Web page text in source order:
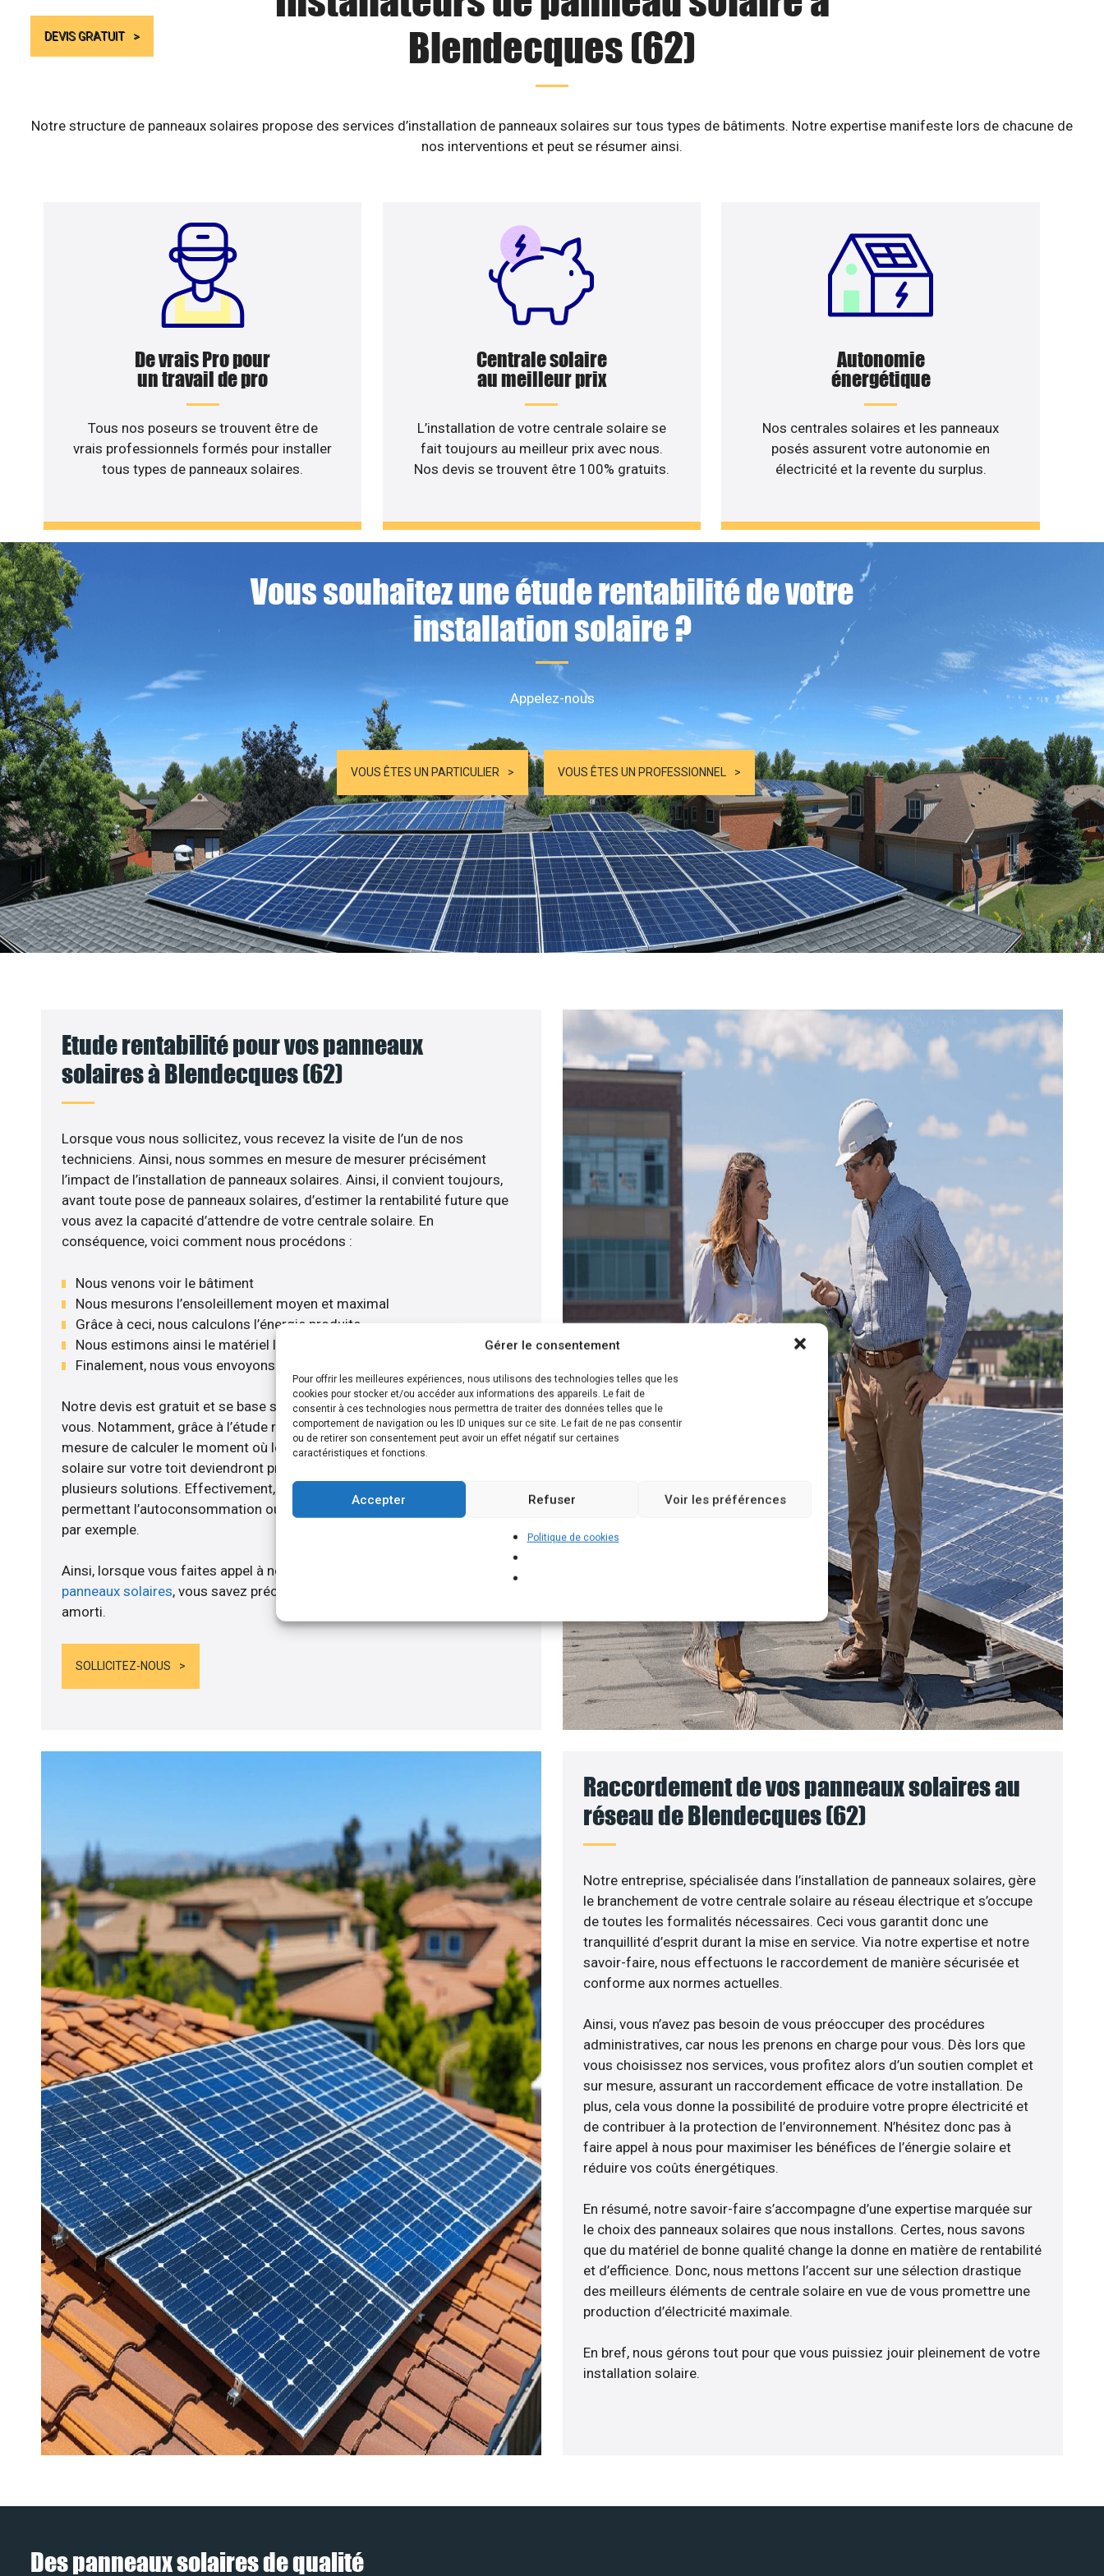
Gérer le consentement
Pour offrir les meilleures expériences, nous utilisons des technologies telles que les
cookies pour stocker et/ou accéder aux informations des appareils. Le fait de
consentir à ces technologies nous permettra de traiter des données telles que le
comportement de navigation ou les ID uniques sur ce site. Le fait de ne pas consentir
ou de retirer son consentement peut avoir un effet négatif sur certaines
caractéristiques et fonctions.
Accepter Refuser Voir les préférences
Politique de cookies
DEVIS GRATUIT
Blendecques (62)
Notre structure de panneaux solaires propose des services d’installation de panneaux solaires sur tous types de bâtiments. Notre expertise manifeste lors de chacune de
nos interventions et peut se résumer ainsi.
De vrais Pro pour
un travail de pro
Tous nos poseurs se trouvent être de
vrais professionnels formés pour installer
tous types de panneaux solaires.
Centrale solaire
au meilleur prix
L’installation de votre centrale solaire se
fait toujours au meilleur prix avec nous.
Nos devis se trouvent être 100% gratuits.
Autonomie
énergétique
Nos centrales solaires et les panneaux
posés assurent votre autonomie en
électricité et la revente du surplus.
Vous souhaitez une étude rentabilité de votre
installation solaire ?
Appelez-nous
VOUS ÊTES UN PARTICULIER VOUS ÊTES UN PROFESSIONNEL
Etude rentabilité pour vos panneaux
solaires à Blendecques (62)
Lorsque vous nous sollicitez, vous recevez la visite de l’un de nos
techniciens. Ainsi, nous sommes en mesure de mesurer précisément
l’impact de l’installation de panneaux solaires. Ainsi, il convient toujours,
avant toute pose de panneaux solaires, d’estimer la rentabilité future que
vous avez la capacité d’attendre de votre centrale solaire. En
conséquence, voici comment nous procédons :
Nous venons voir le bâtiment
Nous mesurons l’ensoleillement moyen et maximal
Grâce à ceci, nous calculons l’énergie produite
Nous estimons ainsi le matériel le plus adéquat
Finalement, nous vous envoyons notre devis gratuitement
Notre devis est gratuit et se base sur la configuration la plus efficace pour
vous. Notamment, grâce à l’étude rentabilité menée, nous sommes en
mesure de calculer le moment où les travaux d’installation de panneaux
solaire sur votre toit deviendront profitables. Pour cela, nous disposons de
plusieurs solutions. Effectivement, nous vous proposons un branchement
permettant l’autoconsommation ou l’alimentation de batteries solaires,
par exemple.
Ainsi, lorsque vous faites appel à notre structure pour installer vos
panneaux solaires, vous savez précisément quand le coût des travaux sera
amorti.
SOLLICITEZ-NOUS
Raccordement de vos panneaux solaires au
réseau de Blendecques (62)
Notre entreprise, spécialisée dans l’installation de panneaux solaires, gère
le branchement de votre centrale solaire au réseau électrique et s’occupe
de toutes les formalités nécessaires. Ceci vous garantit donc une
tranquillité d’esprit durant la mise en service. Via notre expertise et notre
savoir-faire, nous effectuons le raccordement de manière sécurisée et
conforme aux normes actuelles.
Ainsi, vous n’avez pas besoin de vous préoccuper des procédures
administratives, car nous les prenons en charge pour vous. Dès lors que
vous choisissez nos services, vous profitez alors d’un soutien complet et
sur mesure, assurant un raccordement efficace de votre installation. De
plus, cela vous donne la possibilité de produire votre propre électricité et
de contribuer à la protection de l’environnement. N’hésitez donc pas à
faire appel à nous pour maximiser les bénéfices de l’énergie solaire et
réduire vos coûts énergétiques.
En résumé, notre savoir-faire s’accompagne d’une expertise marquée sur
le choix des panneaux solaires que nous installons. Certes, nous savons
que du matériel de bonne qualité change la donne en matière de rentabilité
et d’efficience. Donc, nous mettons l’accent sur une sélection drastique
des meilleurs éléments de centrale solaire en vue de vous promettre une
production d’électricité maximale.
En bref, nous gérons tout pour que vous puissiez jouir pleinement de votre
installation solaire.
Des panneaux solaires de qualité